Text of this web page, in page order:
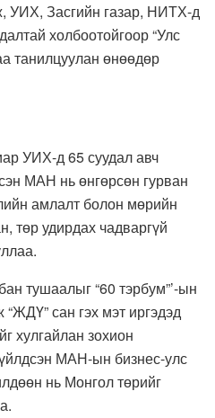
УИХ, Засгийн газар, НИТХ-д
холбоотойгоор “Улс
танилцуулан өнөөдөр
УИХ-д 65 суудал авч
МАН нь өнгөрсөн гурван
амлалт болон мөрийн
төр удирдах чадваргүй
тушаалыг “60 тэрбум”’-ын
сан гэх мэт иргэдэд
хулгайлан зохион
үйлдсэн МАН-ын бизнес-улс
нь Монгол төрийг